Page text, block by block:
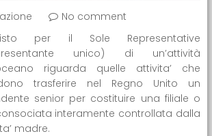
No comment
per il Sole Representative
unico) di un’attività
riguarda quelle attivita’ che
trasferire nel Regno Unito un
senior per costituire una filiale o
interamente controllata dalla
madre.